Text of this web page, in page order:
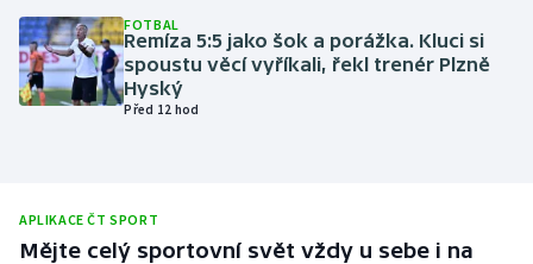
Plavání
Plážový volejbal
Rychlobruslení
FOTBAL
Remíza 5:5 jako šok a porážka. Kluci si
spoustu věcí vyříkali, řekl trenér Plzně
Hyský
Před 12 hod
APLIKACE ČT SPORT
Mějte celý sportovní svět vždy u sebe i na